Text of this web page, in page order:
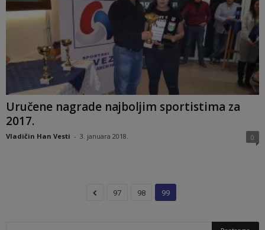
Uručene nagrade najboljim sportistima za
2017.
Vladičin Han Vesti - 3. januara 2018. 0
97 98 99